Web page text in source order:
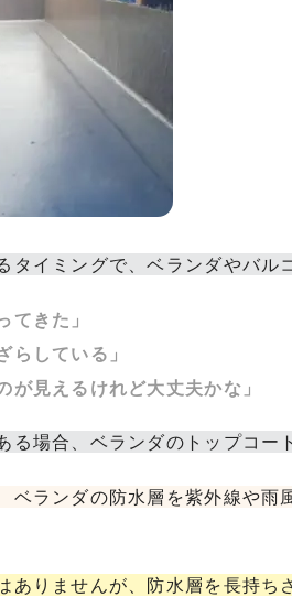
タイミングで、ベランダやバ
てきた」
らしている」
が見えるけれど大丈夫かな」
る場合、ベランダのトップコ
ベランダの防水層を紫外線や
ありませんが、防水層を長持